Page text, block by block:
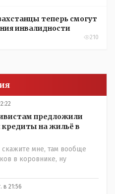
теперь смогут
инвалидности
210
предложили
на жильё в
мне, там вообще
в коровнике, ну
в 21:56